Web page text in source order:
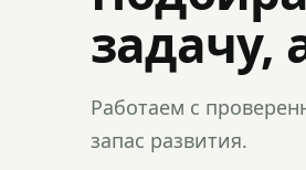
задачу,
Работаем с
запас развития.